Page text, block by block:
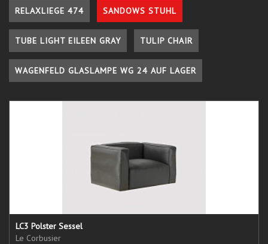
RELAXLIEGE 474 SANDOWS STUHL
TUBE LIGHT EILEEN GRAY TULIP CHAIR
WAGENFELD GLASLAMPE WG 24 AUF LAGER
LC3 Polster Sessel
Le Corbusier